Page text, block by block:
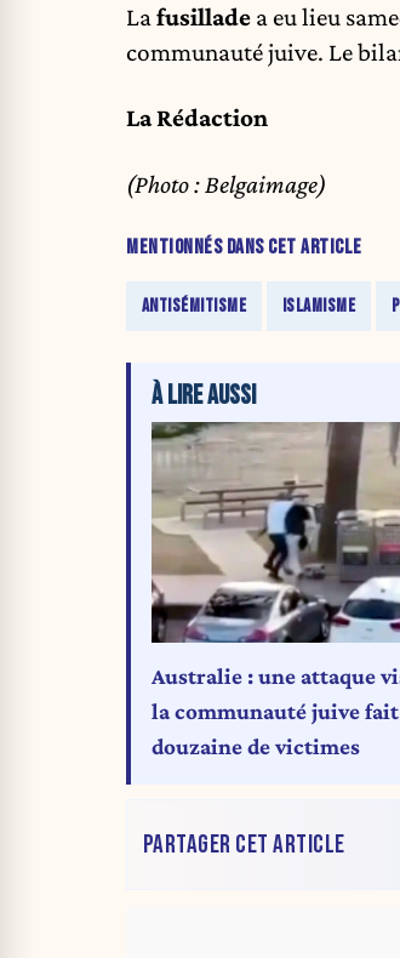
Lafusillade a eu lieu
communauté juive. Le
La Rédaction
(Photo : Belgaimage)
MENTIONNÉS DANS CET ARTICLE
ANTISÉMITISME ISLAMISME
À LIRE AUSSI
Australie : une attaque
la communauté juive
douzaine de victimes
PARTAGER CET ARTICLE